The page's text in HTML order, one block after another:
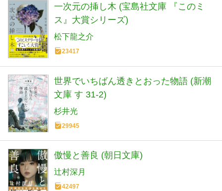
一次元の挿し木 (宝島社文庫 『このミ
ス』大賞シリーズ)
松下龍之介
23417
世界でいちばん透きとおった物語 (新潮
文庫 す 31-2)
杉井光
29945
傲慢と善良 (朝日文庫)
辻村深月
42497